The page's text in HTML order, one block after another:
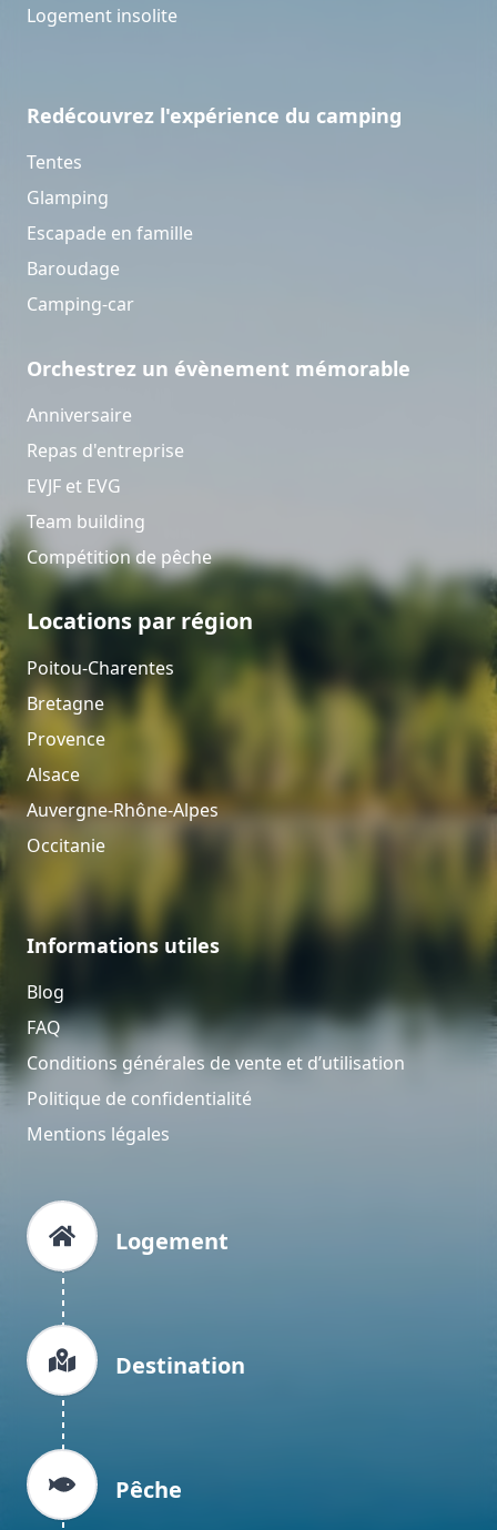
Logement insolite
Redécouvrez l'expérience du camping
Tentes
Glamping
Escapade en famille
Baroudage
Camping-car
Orchestrez un évènement mémorable
Anniversaire
Repas d'entreprise
EVJF et EVG
Team building
Compétition de pêche
Locations par région
Poitou-Charentes
Bretagne
Provence
Alsace
Auvergne-Rhône-Alpes
Occitanie
Informations utiles
Blog
FAQ
Conditions générales de vente et d’utilisation
Politique de confidentialité
Mentions légales
Logement
Destination
Pêche